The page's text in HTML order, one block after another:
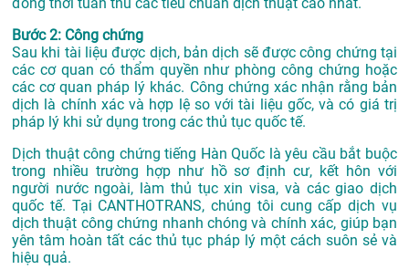
đồng thời tuân thủ các tiêu chuẩn dịch thuật cao nhất.
Bước 2: Công chứng
Sau khi tài liệu được dịch, bản dịch sẽ được công chứng tại
các cơ quan có thẩm quyền như phòng công chứng hoặc
các cơ quan pháp lý khác. Công chứng xác nhận rằng bản
dịch là chính xác và hợp lệ so với tài liệu gốc, và có giá trị
pháp lý khi sử dụng trong các thủ tục quốc tế.
Dịch thuật công chứng tiếng Hàn Quốc là yêu cầu bắt buộc
trong nhiều trường hợp như hồ sơ định cư, kết hôn với
người nước ngoài, làm thủ tục xin visa, và các giao dịch
quốc tế. Tại CANTHOTRANS, chúng tôi cung cấp dịch vụ
dịch thuật công chứng nhanh chóng và chính xác, giúp bạn
yên tâm hoàn tất các thủ tục pháp lý một cách suôn sẻ và
hiệu quả.